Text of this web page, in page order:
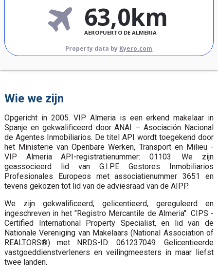
63,0km
AEROPUERTO DE ALMERIA
Property data by Kyero.com
Wie we zijn
Opgericht in 2005. VIP Almeria is een erkend makelaar in
Spanje en gekwalificeerd door ANAI – Asociación Nacional
de Agentes Inmobiliarios. De titel API wordt toegekend door
het Ministerie van Openbare Werken, Transport en Milieu -
VIP Almeria API-registratienummer: 01103. We zijn
geassocieerd lid van G.I.P.E Gestores Inmobiliarios
Profesionales Europeos met associatienummer 3651 en
tevens gekozen tot lid van de adviesraad van de AIPP.
We zijn gekwalificeerd, gelicentieerd, gereguleerd en
ingeschreven in het "Registro Mercantile de Almeria". CIPS -
Certified International Property Specialist, en lid van de
Nationale Vereniging van Makelaars (National Association of
REALTORS®) met NRDS-ID: 061237049. Gelicentieerde
vastgoeddienstverleners en veilingmeesters in maar liefst
twee landen.